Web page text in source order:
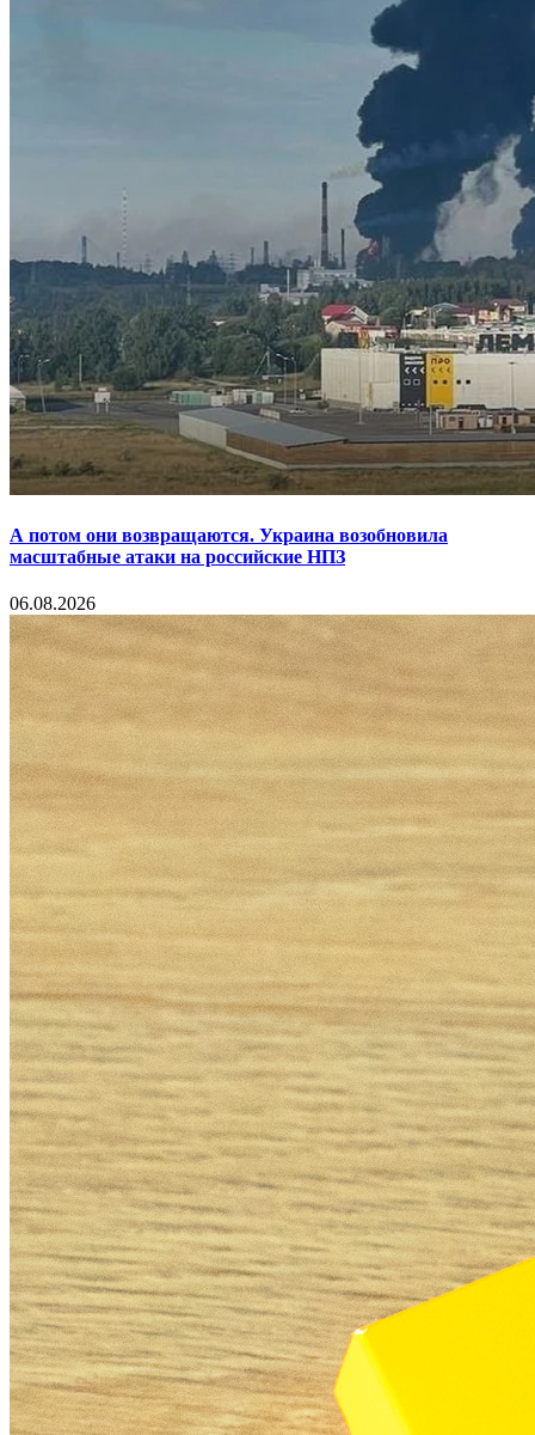
А потом они возвращаются. Украина возобновила
масштабные атаки на российские НПЗ
06.08.2026